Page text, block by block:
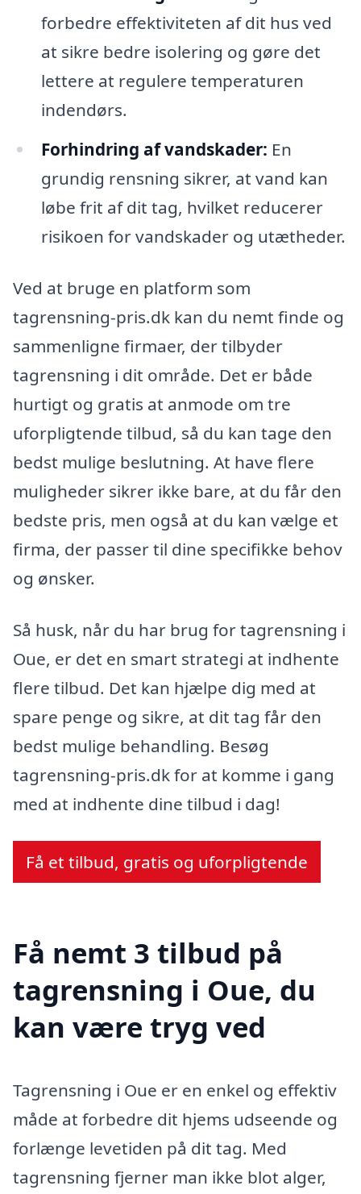
forbedre effektiviteten af dit hus ved
at sikre bedre isolering og gøre det
lettere at regulere temperaturen
indendørs.
Forhindring af vandskader: En
grundig rensning sikrer, at vand kan
løbe frit af dit tag, hvilket reducerer
risikoen for vandskader og utætheder.
Ved at bruge en platform som
tagrensning-pris.dk kan du nemt finde og
sammenligne firmaer, der tilbyder
tagrensning i dit område. Det er både
hurtigt og gratis at anmode om tre
uforpligtende tilbud, så du kan tage den
bedst mulige beslutning. At have flere
muligheder sikrer ikke bare, at du får den
bedste pris, men også at du kan vælge et
firma, der passer til dine specifikke behov
og ønsker.
Så husk, når du har brug for tagrensning i
Oue, er det en smart strategi at indhente
flere tilbud. Det kan hjælpe dig med at
spare penge og sikre, at dit tag får den
bedst mulige behandling. Besøg
tagrensning-pris.dk for at komme i gang
med at indhente dine tilbud i dag!
Få et tilbud, gratis og uforpligtende
Få nemt 3 tilbud på
tagrensning i Oue, du
kan være tryg ved
Tagrensning i Oue er en enkel og effektiv
måde at forbedre dit hjems udseende og
forlænge levetiden på dit tag. Med
tagrensning fjerner man ikke blot alger,